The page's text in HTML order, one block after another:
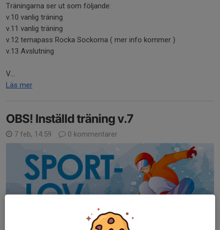
Träningarna ser ut som följande:
v.10 vanlig träning
v.11 vanlig träning
v.12 temapass Rocka Sockorna ( mer info kommer )
v.13 Avslutning
V...
Läs mer
OBS! Inställd träning v.7
7 feb, 14:59 0 kommentarer